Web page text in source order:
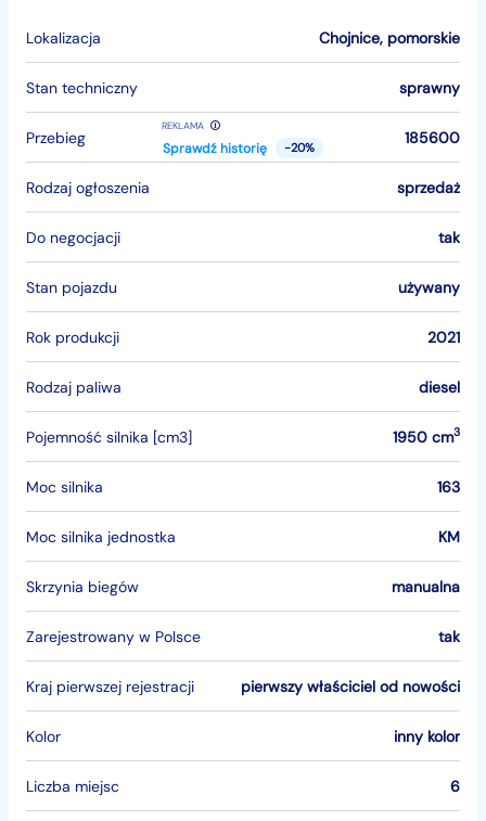
Lokalizacja Chojnice, pomorskie
Stan techniczny sprawny
Przebieg
REKLAMA
Sprawdź historię -20%
185600
Rodzaj ogłoszenia sprzedaż
Do negocjacji tak
Stan pojazdu używany
Rok produkcji 2021
Rodzaj paliwa diesel
Pojemność silnika [cm3] 1950 cm3
Moc silnika 163
Moc silnika jednostka KM
Skrzynia biegów manualna
Zarejestrowany w Polsce tak
Kraj pierwszej rejestracji pierwszy właściciel od nowości
Kolor inny kolor
Liczba miejsc 6